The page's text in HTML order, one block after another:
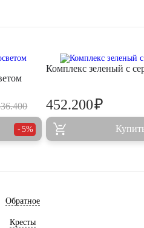
5%
Комплекс зеленый с
452.200₽
Обратное
Кресты